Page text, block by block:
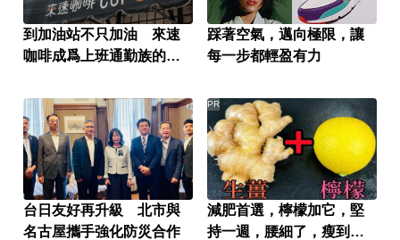
到加油站不只加油 來速
咖啡成爲上班通勤族的新
踩著空氣，邁向極限，讓
每一步都輕盈有力
台日友好再升級 北市與
名古屋攜手強化防災合作
減肥首選，檸檬加它，堅
持一週，腰細了，瘦到你
PR